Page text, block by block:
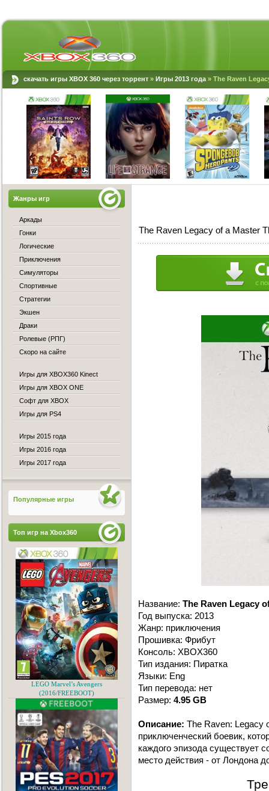
скачать игры XBOX 360 через торрент » Игры 2013 года » The Raven
The Raven Legacy of a Master
Название: The Raven Legacy
Год выпуска: 2013
Жанр: приключения
Прошивка: Фрибут
Консоль: XBOX360
Тип издания: Пиратка
Языки: Eng
Тип перевода: нет
Размер: 4.95 GB
Описание: The Raven: Legacy
приключенческий боевик,
каждого эпизода существует
место действия - от Лондона
Жанры игр
Аркады
Гонки
Логические
Приключения
Симуляторы
Спортивные
Стратегии
Экшен
Драки
Ролевые (РПГ)
Скоро на сайте
Игры для XBOX360 Kinect
Игры для XBOX ONE
Софт для XBOX
Игры для PS4
Игры 2015 года
Игры 2016 года
Игры 2017 года
Популярные игры
Топ игр на Xbox360
LEGO Marvel’s Avengers
(2016/FREEBOOT)